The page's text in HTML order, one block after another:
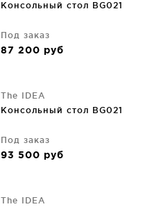
Консольный стол BG021
Под заказ
87 200 руб
The IDEA
Консольный стол BG021
Под заказ
93 500 руб
The IDEA